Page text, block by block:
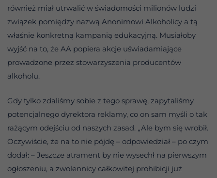
również miał utrwalić w świadomości milionów ludzi
związek pomiędzy nazwą Anonimowi Alkoholicy a tą
właśnie konkretną kampanią edukacyjną. Musiałoby
wyjść na to, że AA popiera akcje uświadamiające
prowadzone przez stowarzyszenia producentów
alkoholu.
Gdy tylko zdaliśmy sobie z tego sprawę, zapytaliśmy
potencjalnego dyrektora reklamy, co on sam myśli o tak
rażącym odejściu od naszych zasad. „Ale bym się wrobił.
Oczywiście, że na to nie pójdę – odpowiedział – po czym
dodał: – Jeszcze atrament by nie wysechł na pierwszym
ogłoszeniu, a zwolennicy całkowitej prohibicji już